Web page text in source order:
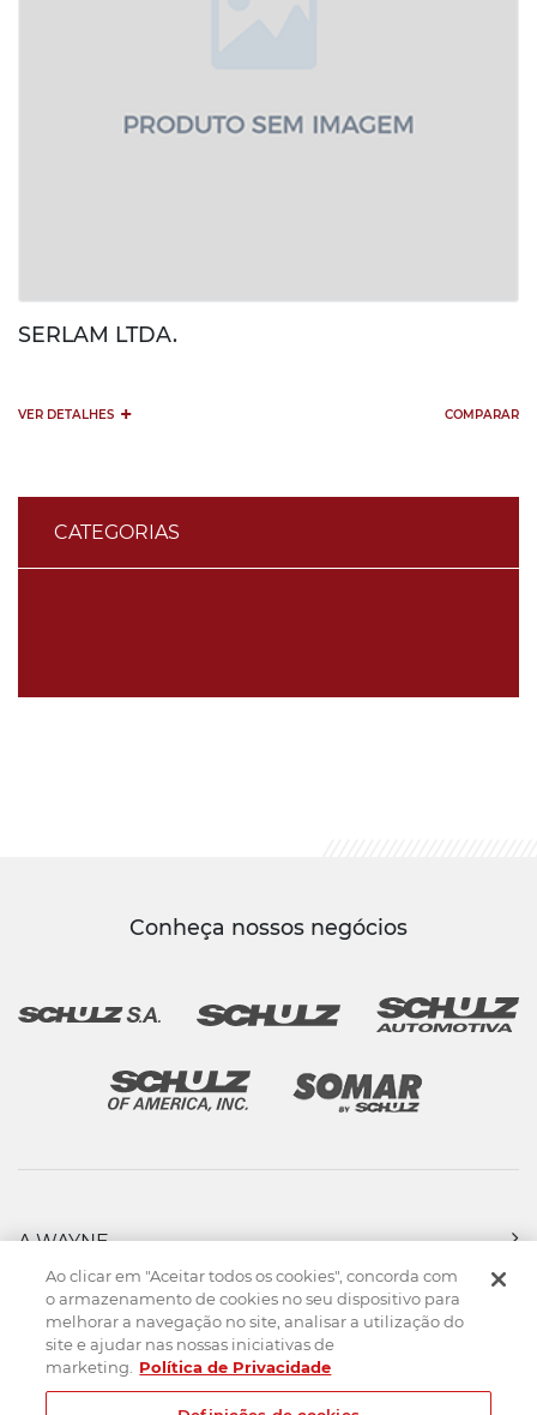
CATEGORIAS
SERLAM LTDA.
VER DETALHES + COMPARAR
Conheça nossos negócios
A WAYNE
PRODUTOS
FORÇA DE VENDAS
ASSISTÊNCIA TÉCNICA
DOWNLOADS
CONTATO
Ao clicar em "Aceitar todos os cookies", concorda com
o armazenamento de cookies no seu dispositivo para
melhorar a navegação no site, analisar a utilização do
site e ajudar nas nossas iniciativas de
marketing.
Política de Privacidade